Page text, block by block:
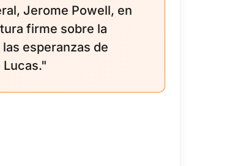
Jerome Powell, en
firme sobre la
esperanzas de